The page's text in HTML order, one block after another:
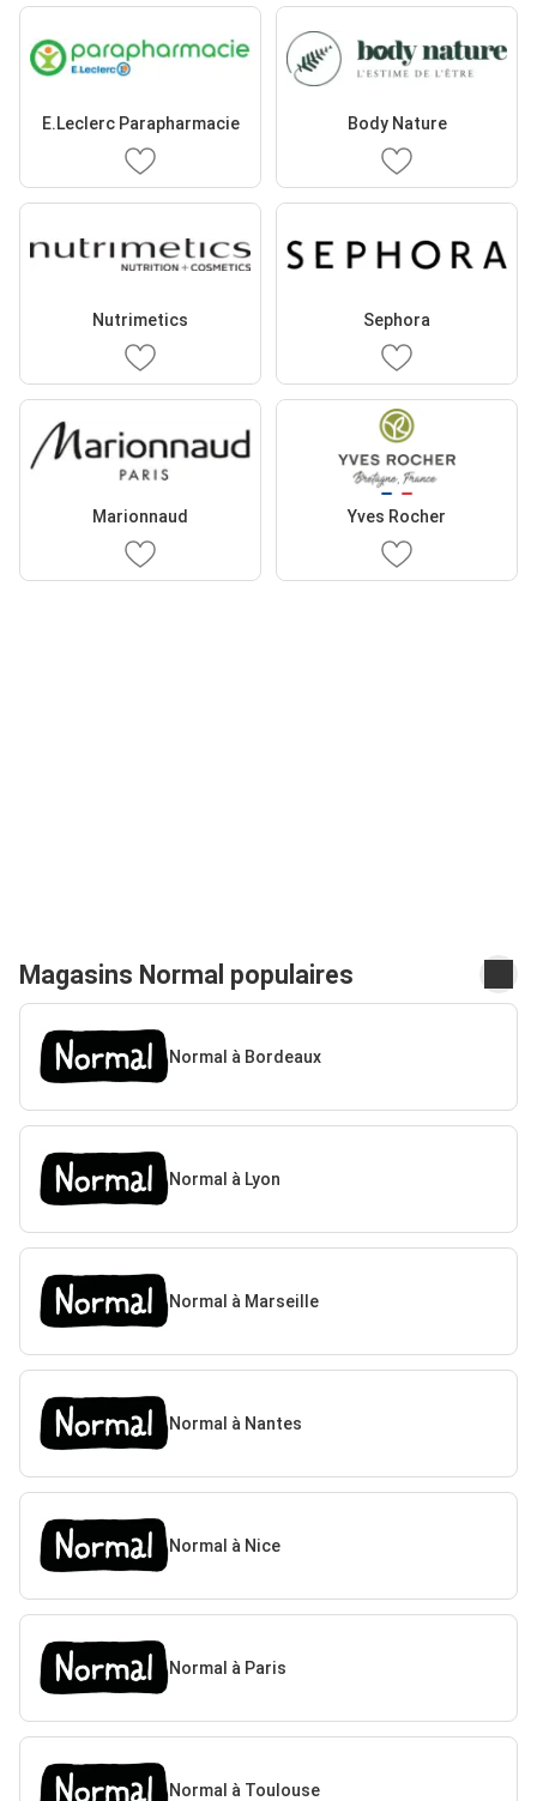
E.Leclerc Parapharmacie Body Nature
Nutrimetics Sephora
Marionnaud Yves Rocher
Magasins Normal populaires
Normal à Bordeaux
Normal à Lyon
Normal à Marseille
Normal à Nantes
Normal à Nice
Normal à Paris
Normal à Toulouse